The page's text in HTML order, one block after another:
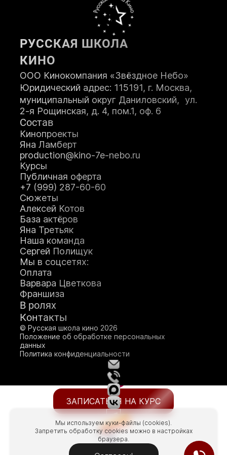
Мы используем куки-файлы (cookies).
Запретить обработку cookies можно в настройках
браузера.
ЗАПИСАТЬСЯ НА КУРС
О школе кино
Генеральный продюсер
Яна Ламберт
Телефон:
Я принимаю Положениеи даю
данных.
Я соглашаюсь с условиями
РУССКАЯ ШКОЛА
КИНО
ООО Кинокомпания «Звёздное Небо»
Юридический адрес: 115191, г. Москва,
муниципальный округ Даниловский, ул.
2-я Рощинская, д. 4, пом.1, оф. 6
Состав
Кинопроекты
Яна Ламберт
production@kino-7e-nebo.ru
Курсы
Публичная оферта
+7 (999) 287-60-60
Сюжеты
Алексей Котов
База актёров
Яна Третьяк
Наша команда
Сергей Полищук
Мы в соцсетях:
Оплата
Варвара Цветкова
Франшиза
В ролях
Контакты
© Русская школа кино 2026
Положение об обработке персональных
данных
Политика конфиденциальности